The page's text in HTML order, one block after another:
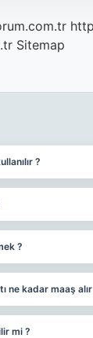
Sitemap
?
?
ne kadar maaş
mi ?